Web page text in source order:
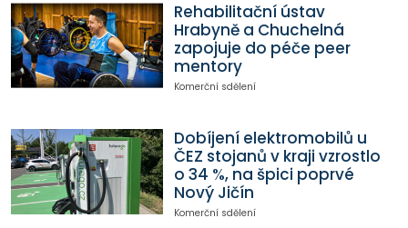
Rehabilitační ústav
Hrabyně a Chuchelná
zapojuje do péče peer
mentory
Komerční sdělení
Dobíjení elektromobilů u
ČEZ stojanů v kraji vzrostlo
o 34 %, na špici poprvé
Nový Jičín
Komerční sdělení